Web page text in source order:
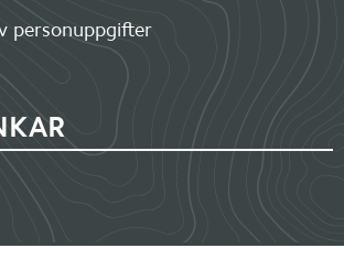
personuppgifter